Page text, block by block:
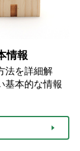
情報
法を詳細解
基本的な情報